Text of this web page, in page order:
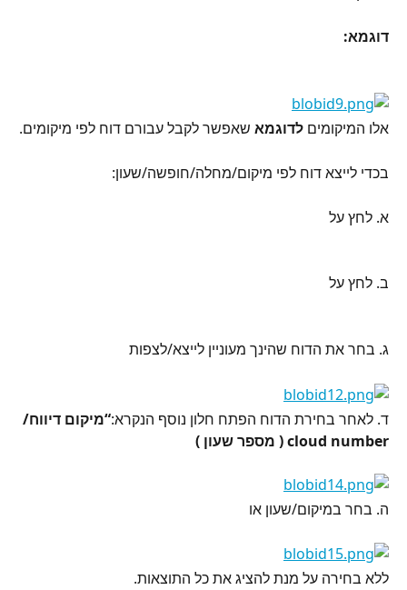
דוגמא:
אלו המיקומים לדוגמא שאפשר לקבל עבורם דוח לפי מיקומים.
בכדי לייצא דוח לפי מיקום/מחלה/חופשה/שעון:
א. לחץ על
ב. לחץ על
ג. בחר את הדוח שהינך מעוניין לייצא/לצפות
ד. לאחר בחירת הדוח הפתח חלון נוסף הנקרא:“מיקום דיווח/
cloud number ( מספר שעון )
ה. בחר במיקום/שעון או
ללא בחירה על מנת להציג את כל התוצאות.